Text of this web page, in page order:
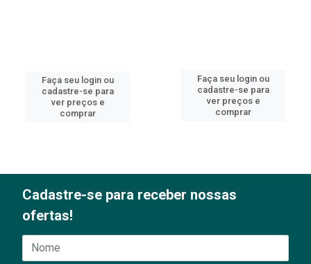
Faça seu login ou
cadastre-se para
ver preços e
comprar
Faça seu login ou
cadastre-se para
ver preços e
comprar
Cadastre-se para receber nossas
ofertas!